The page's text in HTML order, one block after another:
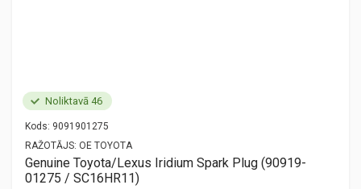
Noliktavā 46
Kods: 9091901275
RAŽOTĀJS: OE TOYOTA
Genuine Toyota/Lexus Iridium Spark Plug (90919-
01275 / SC16HR11)